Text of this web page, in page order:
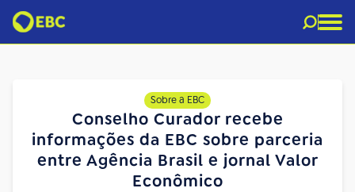
Sobre a EBC
Conselho Curador recebe
informações da EBC sobre parceria
entre Agência Brasil e jornal Valor
Econômico